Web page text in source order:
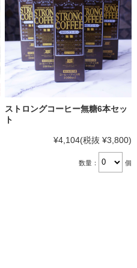
ストロングコーヒー無糖6本セッ
ト
¥4,104(税抜 ¥3,800)
数量： 個